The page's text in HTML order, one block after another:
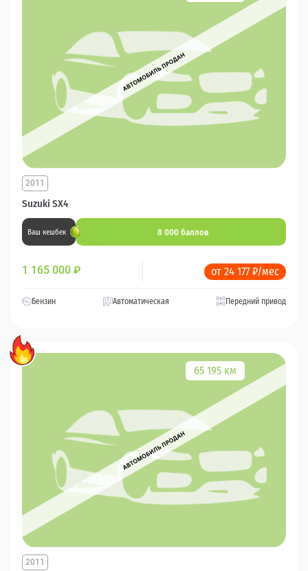
Suzuki SX4
2011
Ваш кешбек 8 000 баллов
1 165 000 ₽ от 24 177 ₽/мес
Бензин Автоматическая Передний привод
65 195 км
2011